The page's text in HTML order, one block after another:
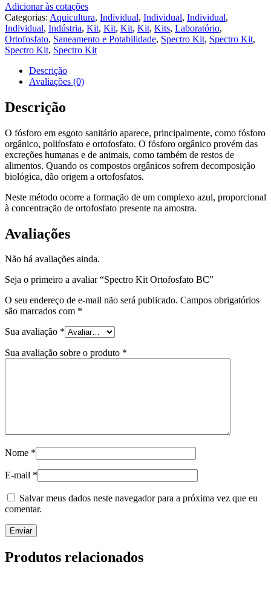
Adicionar às cotações
Categorias: Aquicultura, Individual, Individual, Individual,
Individual, Indústria, Kit, Kit, Kit, Kit, Kits, Laboratório,
Ortofosfato, Saneamento e Potabilidade, Spectro Kit, Spectro Kit,
Spectro Kit, Spectro Kit
Descrição
Avaliações (0)
Descrição
O fósforo em esgoto sanitário aparece, principalmente, como fósforo
orgânico, polifosfato e ortofosfato. O fósforo orgânico provém das
excreções humanas e de animais, como também de restos de
alimentos. Quando os compostos orgânicos sofrem decomposição
biológica, dão origem a ortofosfatos.
Neste método ocorre a formação de um complexo azul, proporcional
à concentração de ortofosfato presente na amostra.
Avaliações
Não há avaliações ainda.
Seja o primeiro a avaliar “Spectro Kit Ortofosfato BC”
O seu endereço de e-mail não será publicado. Campos obrigatórios
são marcados com *
Sua avaliação *
Sua avaliação sobre o produto *
Nome *
E-mail *
Salvar meus dados neste navegador para a próxima vez que eu
comentar.
Produtos relacionados